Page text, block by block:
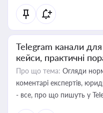
Telegram канали для
кейси, практичні
Про що тема: Огляди
коментарі експертів,
- все, про що пишуть у